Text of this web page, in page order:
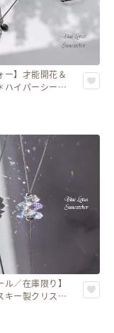
ー】才能開花＆
ハイパーシーン
ルネックレス
ル／在庫限り】
キー製クリスタ
ンダー シャン
ックレス